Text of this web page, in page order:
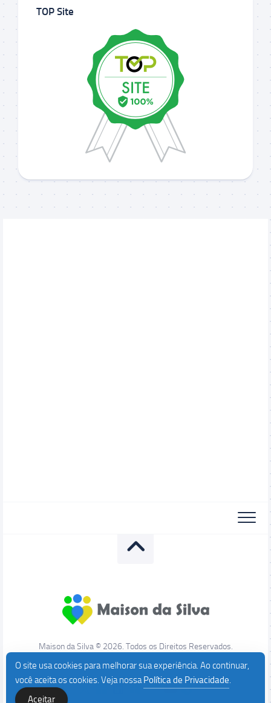
TOP Site
Maison da Silva © 2026. Todos os Direitos Reservados.
O site usa cookies para melhorar sua experiência. Ao continuar,
você aceita os cookies. Veja nossaPolítica de Privacidade.
Aceitar